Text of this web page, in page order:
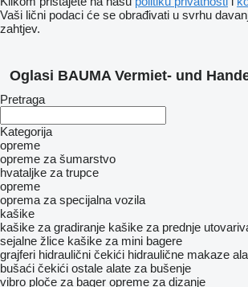
Vaši lični podaci će se obrađivati ​​u svrhu
zahtjev.
Oglasi BAUMA Vermiet- und
Pretraga
Kategorija
opreme
opreme za šumarstvo
hvataljke za trupce
opreme
oprema za specijalna vozila
kašike
kašike za gradiranje kašike za prednje
sejalne žlice kašike za mini bagere
grajferi hidraulični čekići hidraulične makaze
bušaći čekići ostale alate za bušenje
vibro ploče za bager opreme za dizanje